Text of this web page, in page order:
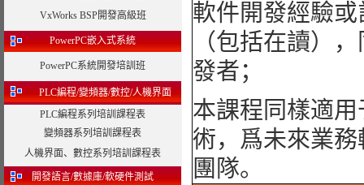
VxWorks BSP開發高級班
PowerPC嵌入式系統
PowerPC系統開發培訓班
PLC編程/變頻器/數控/人機界面
PLC編程系列培訓課程表
變頻器系列培訓課程表
人機界面、數控系列培訓課程表
開發語言/數據庫/軟硬件測試
軟件開發經驗
（包括在讀）
發者；
本課程同樣適
術，爲未來業
團隊。